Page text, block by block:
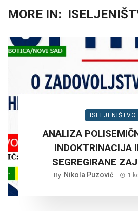
MORE IN:
ISELJENIŠTVO
ANALIZA
INDOKTRINACIJA
SEGREGIRANE
By Nikola Puzović 1